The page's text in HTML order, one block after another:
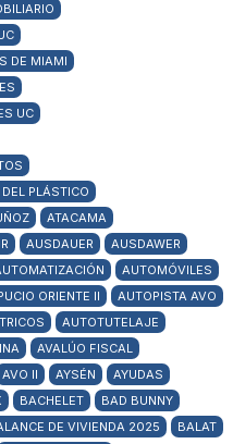
DE MIAMI
UC
PLÁSTICO
ATACAMA
AUSDAUER
AUSDAWER
AUTOMÓVILES
ORIENTE II
AUTOPISTA AVO
AUTOTUTELAJE
AVALÚO FISCAL
AVO II AYSÉN
AYUDAS
BACHELET
BAD BUNNY
DE VIVIENDA 2025
BALAT